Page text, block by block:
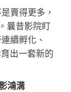
賣得更多，
曩昔影院盯
續孵化、
出一套新的
鴻溝